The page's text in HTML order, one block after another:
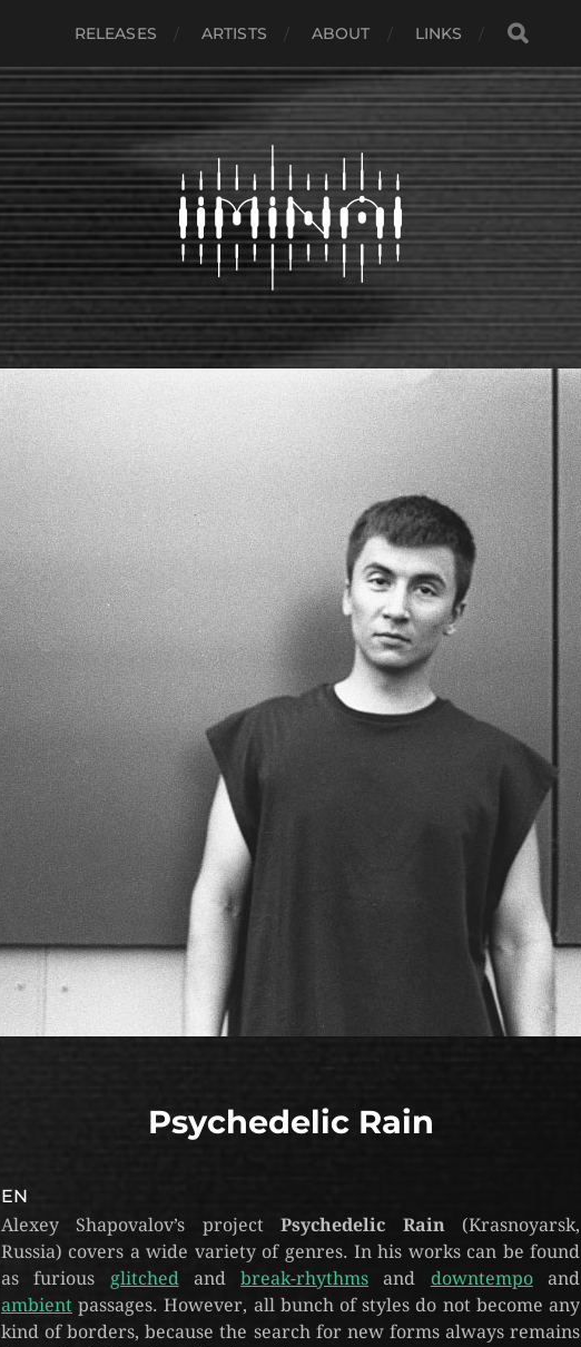
RELEASES ARTISTS ABOUT LINKS
Psychedelic Rain
EN
Alexey Shapovalov’s projectPsychedelic Rain(Krasnoyarsk,
Russia) covers a wide variety of genres. In his works can be found
as furious glitchedandbreak-rhythms and downtempoand
ambient passages. However, all bunch of styles do not become any
kind of borders, because the search for new forms always remains